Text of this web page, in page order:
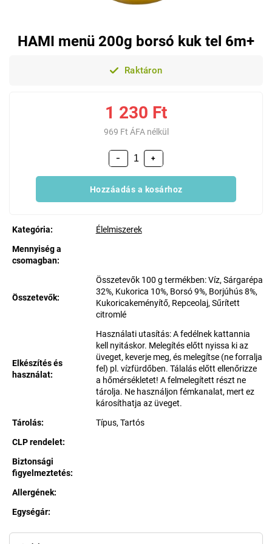
HAMI menü 200g borsó kuk tel 6m+
Raktáron
1 230 Ft
969 Ft ÁFA nélkül
+
−
Hozzáadás a kosárhoz
Kategória:
Élelmiszerek
Mennyiség a
csomagban:
Összetevők:
Összetevők 100 g termékben: Víz, Sárgarépa
32%, Kukorica 10%, Borsó 9%, Borjúhús 8%,
Kukoricakeményítő, Repceolaj, Sűrített
citromlé
Elkészítés és
használat:
Használati utasítás: A fedélnek kattannia
kell nyitáskor. Melegítés előtt nyissa ki az
üveget, keverje meg, és melegítse (ne forralja
fel) pl. vízfürdőben. Tálalás előtt ellenőrizze
a hőmérsékletet! A felmelegített részt ne
tárolja. Ne használjon fémkanalat, mert ez
károsíthatja az üveget.
Tárolás:
Típus, Tartós
CLP rendelet:
Biztonsági
figyelmeztetés:
Allergének:
Egységár: